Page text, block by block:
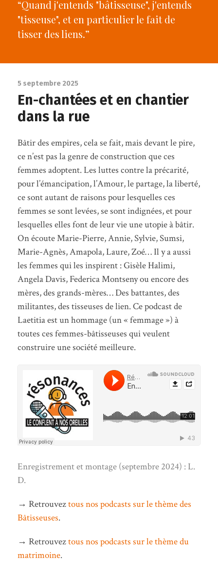
“Quand j'entends "bâtisseuse", j'entends
"tisseuse", et en particulier le fait de
tisser des liens.”
5 septembre 2025
En-chantées et en chantier
dans la rue
Bâtir des empires, cela se fait, mais devant le pire,
ce n’est pas la genre de construction que ces
femmes adoptent. Les luttes contre la précarité,
pour l’émancipation, l’Amour, le partage, la liberté,
ce sont autant de raisons pour lesquelles ces
femmes se sont levées, se sont indignées, et pour
lesquelles elles font de leur vie une utopie à bâtir.
On écoute Marie-Pierre, Annie, Sylvie, Sumsi,
Marie-Agnès, Amapola, Laure, Zoé… Il y a aussi
les femmes qui les inspirent : Gisèle Halimi,
Angela Davis, Federica Montseny ou encore des
mères, des grands-mères… Des battantes, des
militantes, des tisseuses de lien. Ce podcast de
Laetitia est un hommage (un « femmage ») à
toutes ces femmes-bâtisseuses qui veulent
construire une société meilleure.
Enregistrement et montage (septembre 2024) : L.
D.
→ Retrouveztous nos podcasts sur le thème des
Bâtisseuses.
→ Retrouveztous nos podcasts sur le thème du
matrimoine.